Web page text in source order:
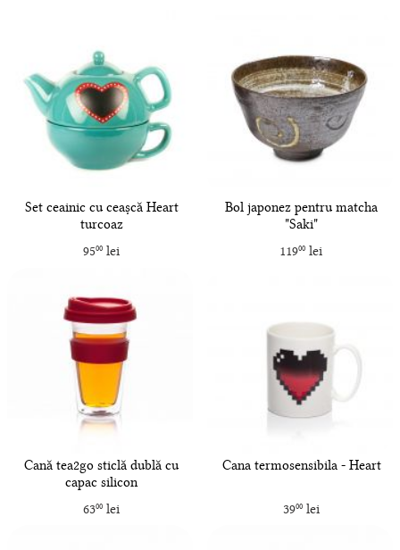
Set ceainic cu ceașcă Heart
turcoaz
9500lei
Bol japonez pentru matcha
"Saki"
11900 lei
Cană tea2go sticlă dublă cu
capac silicon
6300lei
Cana termosensibila - Heart
3900lei